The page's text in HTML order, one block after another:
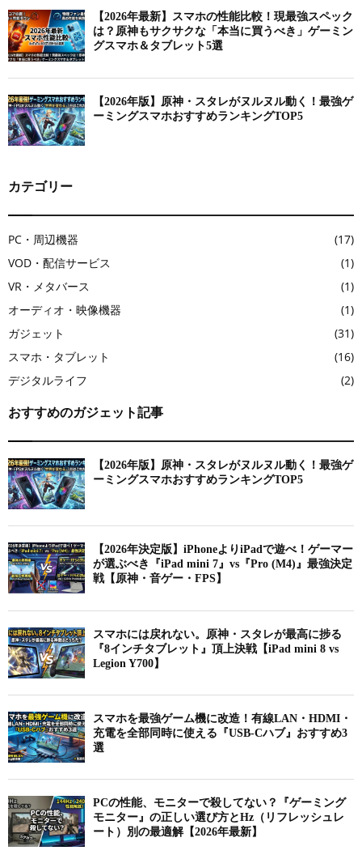
【2026年最新】スマホの性能比較！現最強スペック
は？原神もサクサクな「本当に買うべき」ゲーミン
グスマホ＆タブレット5選
【2026年版】原神・スタレがヌルヌル動く！最強ゲ
ーミングスマホおすすめランキングTOP5
カテゴリー
PC・周辺機器
(17)
VOD・配信サービス
(1)
VR・メタバース
(1)
オーディオ・映像機器
(1)
ガジェット
(31)
スマホ・タブレット
(16)
デジタルライフ
(2)
おすすめのガジェット記事
【2026年版】原神・スタレがヌルヌル動く！最強ゲ
ーミングスマホおすすめランキングTOP5
【2026年決定版】iPhoneよりiPadで遊べ！ゲーマー
が選ぶべき『iPad mini 7』vs『Pro (M4)』最強決定
戦【原神・音ゲー・FPS】
スマホには戻れない。原神・スタレが最高に捗る
『8インチタブレット』頂上決戦【iPad mini 8 vs
Legion Y700】
スマホを最強ゲーム機に改造！有線LAN・HDMI・
充電を全部同時に使える『USB-Cハブ』おすすめ3
選
PCの性能、モニターで殺してない？『ゲーミング
モニター』の正しい選び方とHz（リフレッシュレ
ート）別の最適解【2026年最新】